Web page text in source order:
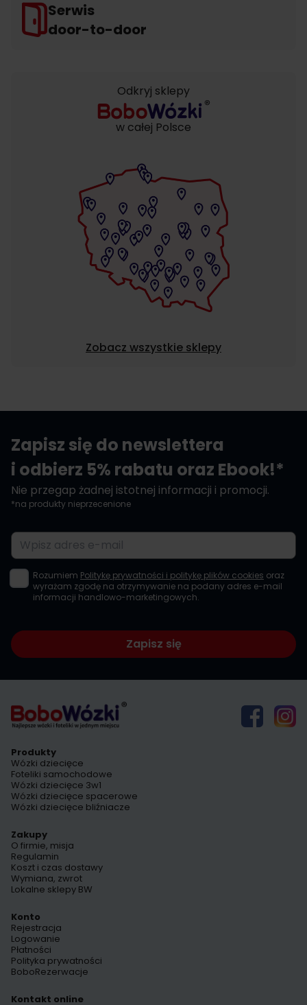
Serwis
door-to-door
Odkryj sklepy
w całej Polsce
Zobacz wszystkie sklepy
Zapisz się do newslettera
i odbierz 5% rabatu oraz Ebook!*
Nie przegap żadnej istotnej informacji i promocji.
*na produkty nieprzecenione
Adres e-mail
Rozumiem Politykę prywatności i politykę plików cookies oraz
wyrażam zgodę na otrzymywanie na podany adres e-mail
informacji handlowo-marketingowych.
Zapisz się
Produkty
Wózki dziecięce
Foteliki samochodowe
Wózki dziecięce 3w1
Wózki dziecięce spacerowe
Wózki dziecięce bliźniacze
Zakupy
O firmie, misja
Regulamin
Koszt i czas dostawy
Wymiana, zwrot
Lokalne sklepy BW
Konto
Rejestracja
Logowanie
Płatności
Polityka prywatności
BoboRezerwacje
Kontakt online